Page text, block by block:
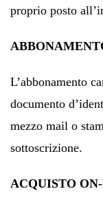
proprio posto
L’abbonamento
documento
mezzo mail o
sottoscrizione.
ACQUISTO